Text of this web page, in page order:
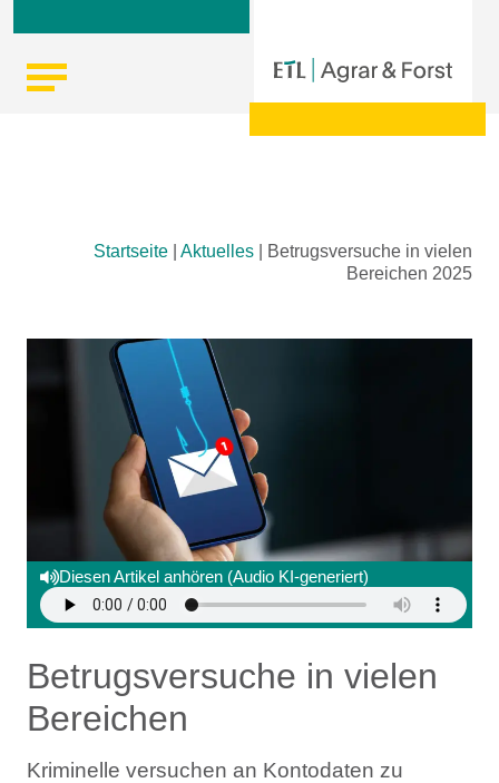
Startseite Aktuelles
Betrugsversuche in vielen
Bereichen 2025
Diesen Artikel anhören (Audio KI-generiert)
Betrugsversuche in vielen
Bereichen
Kriminelle versuchen an Kontodaten zu